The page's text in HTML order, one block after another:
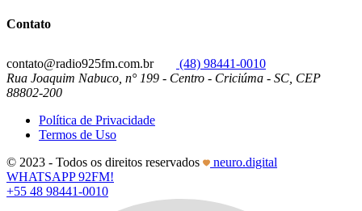
Contato
contato@radio925fm.com.br
(48) 98441-0010
Rua Joaquim Nabuco, n° 199 - Centro - Criciúma - SC, CEP
88802-200
Política de Privacidade
Termos de Uso
© 2023 - Todos os direitos reservados
neuro.digital
WHATSAPP 92FM!
+55 48 98441-0010